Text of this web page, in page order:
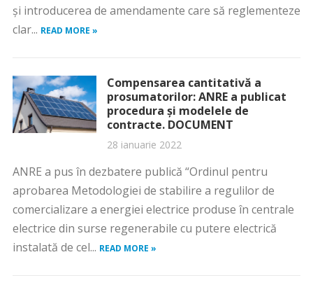
și introducerea de amendamente care să reglementeze
clar... READ MORE »
Compensarea cantitativă a
prosumatorilor: ANRE a publicat
procedura și modelele de
contracte. DOCUMENT
28 ianuarie 2022
ANRE a pus în dezbatere publică “Ordinul pentru
aprobarea Metodologiei de stabilire a regulilor de
comercializare a energiei electrice produse în centrale
electrice din surse regenerabile cu putere electrică
instalată de cel... READ MORE »